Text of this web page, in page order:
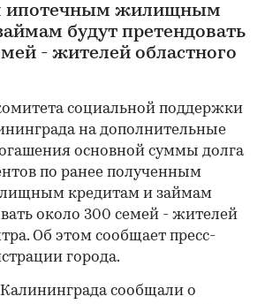
ипотечным жилищным
будут претендовать
- жителей областного
социальной поддержки
на дополнительные
основной суммы долга
по ранее полученным
кредитам и займам
около 300 семей - жителей
Об этом сообщает пресс-
города.
сообщали о